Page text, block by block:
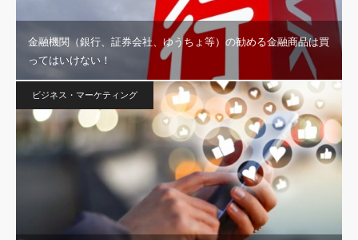
金融機関（銀行、証券会社、ゆうちょ等）の勧める金融商品は買
ってはいけない！
ビジネス・マーケティング